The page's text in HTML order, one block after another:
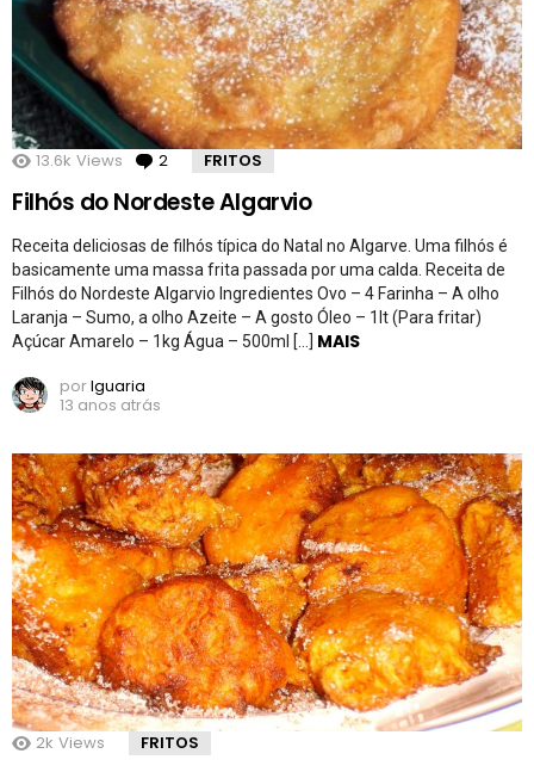
13.6k Views 2 Comentários
FRITOS
Filhós do Nordeste Algarvio
Receita deliciosas de filhós típica do Natal no Algarve. Uma filhós é
basicamente uma massa frita passada por uma calda. Receita de
Filhós do Nordeste Algarvio Ingredientes Ovo – 4 Farinha – A olho
Laranja – Sumo, a olho Azeite – A gosto Óleo – 1lt (Para fritar)
Açúcar Amarelo – 1kg Água – 500ml […] MAIS
porIguaria
13 anos atrás
2k Views FRITOS